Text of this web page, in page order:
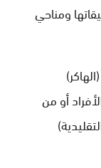
ومناحي
أو من